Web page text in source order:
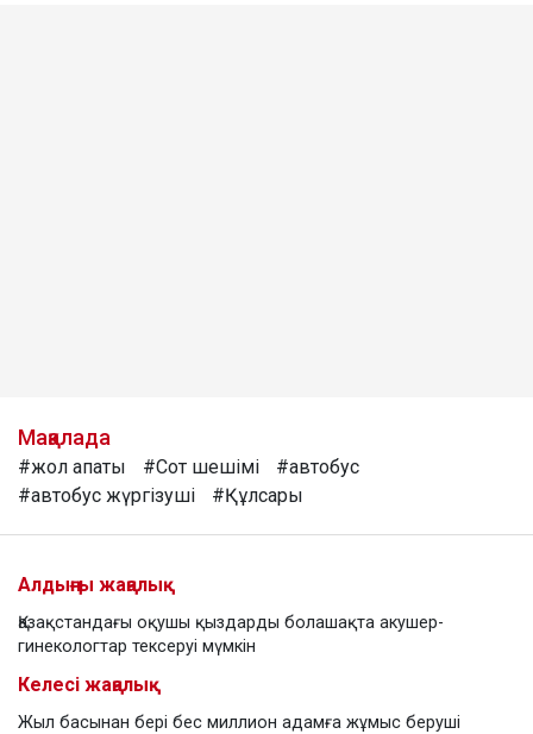
Мақалада
#жол апаты #Сот шешімі
#автобус
#автобус жүргізуші
#Құлсары
Алдыңғы жаңалық
Қазақстандағы оқушы қыздарды болашақта акушер-
гинекологтар тексеруі мүмкін
Келесі жаңалық
Жыл басынан бері бес миллион адамға жұмыс беруші